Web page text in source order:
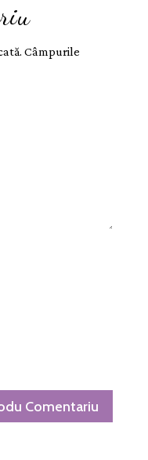
Câmpurile